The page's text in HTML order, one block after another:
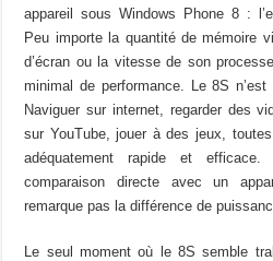
appareil sous Windows Phone 8 :
Peu importe la quantité de mémoire
d’écran ou la vitesse de son
minimal de performance. Le 8S
Naviguer sur internet, regarder des
sur YouTube, jouer à des jeux,
adéquatement rapide et
comparaison directe avec un
remarque pas la différence de
Le seul moment où le 8S semble